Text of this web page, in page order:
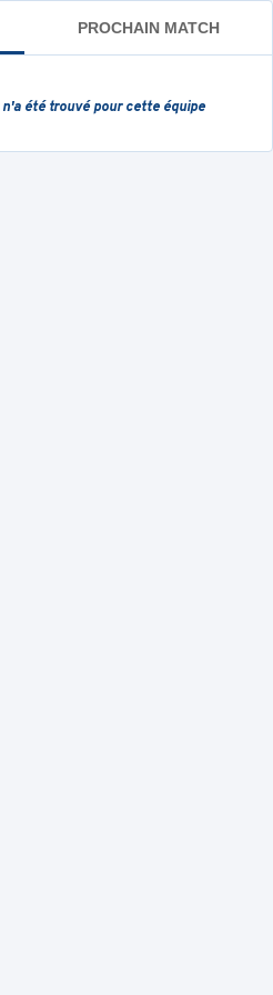
PROCHAIN MATCH
n'a été trouvé pour cette équipe